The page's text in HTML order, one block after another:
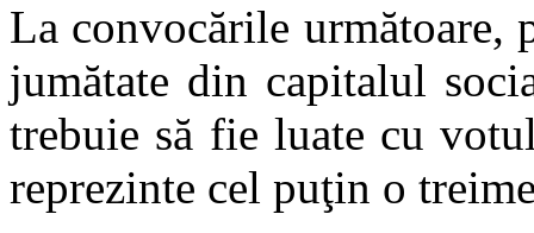
La convocările următoare,
jumătate din capitalul
trebuie să fie luate cu
reprezinte cel puţin o